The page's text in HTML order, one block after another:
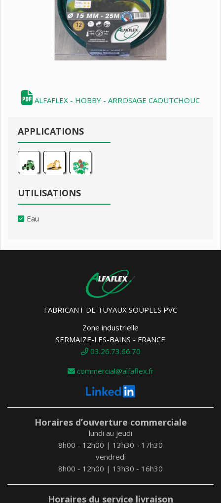
ALFAFLEX - HOBBY - ARROSAGE CAOUTCHOUC
APPLICATIONS
UTILISATIONS
Eau
FABRICANT DE TUYAUX SOUPLES PVC
Zone industrielle
SERMAIZE-LES-BAINS - FRANCE
03.26.73.66.70
commercial@alfaflex.fr
Horaires d’ouverture commerciale
lundi au jeudi
8h00 - 12h00 | 13h30 - 17h30
vendredi
8h00 - 12h00 | 13h30 - 16h30
Horaires du service livraison